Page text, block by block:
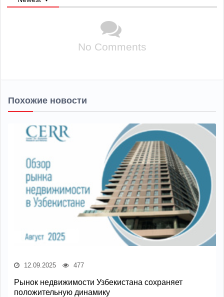
No Comments
Похожие новости
12.09.2025 477
Рынок недвижимости Узбекистана сохраняет
положительную динамику